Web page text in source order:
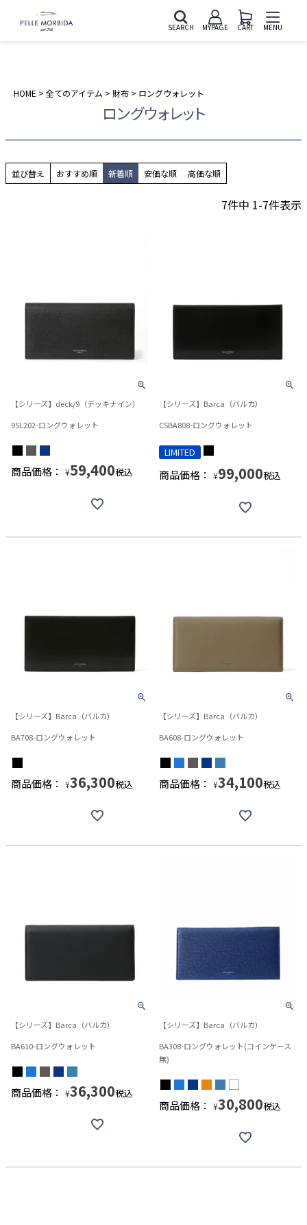
SEARCH MYPAGE CART MENU
HOME 全てのアイテム 財布 ロングウォレット
ロングウォレット
並び替え おすすめ順 新着順 安価な順 高価な順
7件中 1-7件表示
【シリーズ】deck/9（デッキナイン）
9SL202-ロングウォレット
商品価格： ¥59,400税込
【シリーズ】Barca（バルカ）
CSBA808-ロングウォレット
LIMITED
商品価格： ¥99,000税込
【シリーズ】Barca（バルカ）
BA708-ロングウォレット
商品価格： ¥36,300税込
【シリーズ】Barca（バルカ）
BA608-ロングウォレット
商品価格： ¥34,100税込
【シリーズ】Barca（バルカ）
BA610-ロングウォレット
商品価格： ¥36,300税込
【シリーズ】Barca（バルカ）
BA308-ロングウォレット(コインケース
無)
商品価格： ¥30,800税込